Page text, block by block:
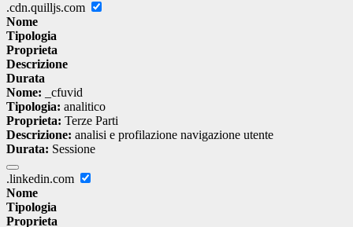
.cdn.quilljs.com
Nome
Tipologia
Proprieta
Descrizione
Durata
Nome: _cfuvid
Tipologia: analitico
Proprieta: Terze Parti
Descrizione: analisi e profilazione navigazione utente
Durata: Sessione
.linkedin.com
Nome
Tipologia
Proprieta